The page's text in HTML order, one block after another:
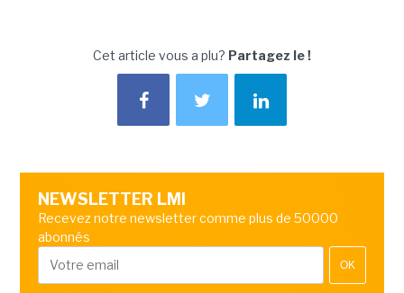
Cet article vous a plu? Partagez le !
NEWSLETTER LMI
Recevez notre newsletter comme plus de 50000
abonnés
OK